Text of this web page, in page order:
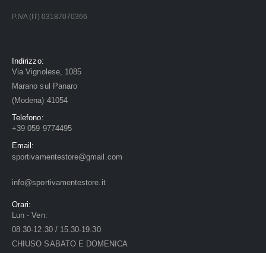
P.IVA (IT) 03187070366
Indirizzo:
Via Vignolese, 1085
Marano sul Panaro
(Modena) 41054
Telefono:
+39 059 9774495
Email:
sportivamentestore@gmail.com
info@sportivamentestore.it
Orari:
Lun - Ven:
08.30-12.30 / 15.30-19.30
CHIUSO SABATO E DOMENICA